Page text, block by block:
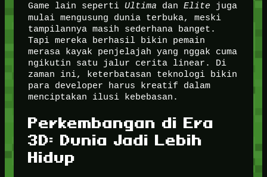
Game lain seperti Ultima dan Elitejuga
mulai mengusung dunia terbuka, meski
tampilannya masih sederhana banget.
Tapi mereka berhasil bikin pemain
merasa kayak penjelajah yang nggak cuma
ngikutin satu jalur cerita linear. Di
zaman ini, keterbatasan teknologi bikin
para developer harus kreatif dalam
menciptakan ilusi kebebasan.
Perkembangan di Era
3D: Dunia Jadi Lebih
Hidup